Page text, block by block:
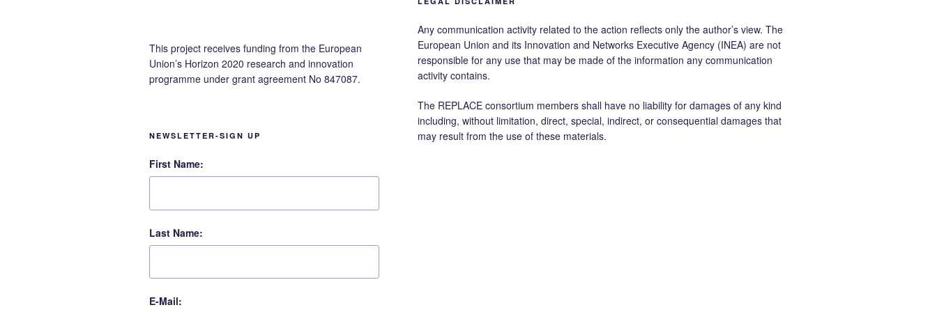
This project receives funding from the European
Union’s Horizon 2020 research and innovation
programme under grant agreement No 847087.
NEWSLETTER-SIGN UP
First Name:
Last Name:
E-Mail:
Any communication activity related to the action reflects only the author’s view. The
European Union and its Innovation and Networks Executive Agency (INEA) are not
responsible for any use that may be made of the information any communication
activity contains.
The REPLACE consortium members shall have no liability for damages of any kind
including, without limitation, direct, special, indirect, or consequential damages that
may result from the use of these materials.